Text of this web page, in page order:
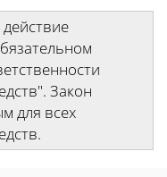
Закон
для всех